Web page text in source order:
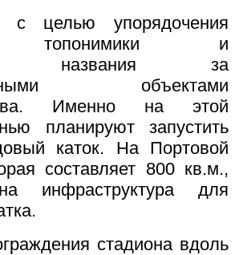
с целью упорядочения
топонимики и
названия за
объектами
Именно на этой
планируют запустить
каток. На Портовой
составляет 800 кв.м.,
инфраструктура для
стадиона вдоль